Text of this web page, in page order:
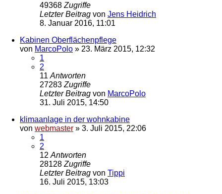
49368 Zugriffe
Letzter Beitrag von Jens Heidrich
8. Januar 2016, 11:01
Kabinen Oberflächenpflege
von MarcoPolo » 23. März 2015, 12:32
1
2
11 Antworten
27283 Zugriffe
Letzter Beitrag von MarcoPolo
31. Juli 2015, 14:50
klimaanlage in der wohnkabine
von webmaster » 3. Juli 2015, 22:06
1
2
12 Antworten
28128 Zugriffe
Letzter Beitrag von Tippi
16. Juli 2015, 13:03